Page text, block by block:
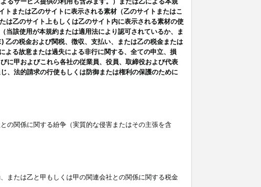
または乙のサイトに表示される素材（乙のサイトまたはこ
は乙のサイト上もしくは乙のサイト内に表示される素材の使
当該使用が本規約または適用法により認可されているか、ま
乙の税金および関税、徴収、支払い、または乙の税金または
よる故意または過失による非行に関する、全ての申立、損
に甲およびこれら各社の従業員、役員、取締役および代表
、法的請求の行使もしくは防御または権利の保護のために
の関係に関する紛争（実質的な侵害またはその主張を含
または乙と甲もしくは甲の関連会社との関係に関する税金